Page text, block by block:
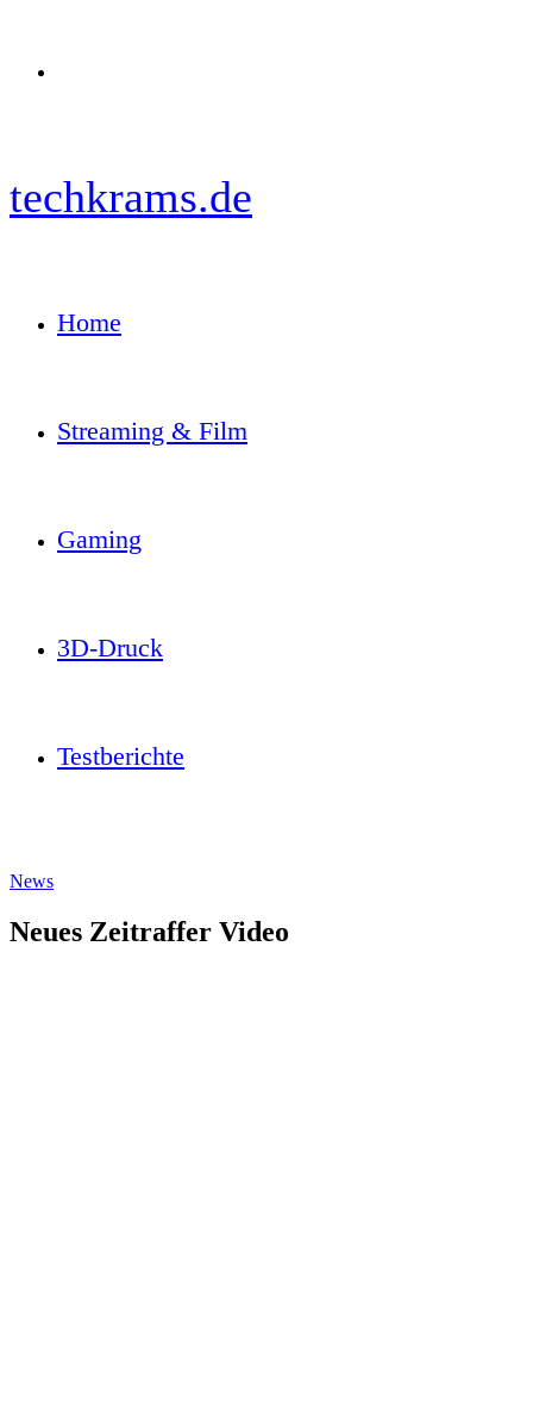
techkrams.de
Home
Streaming & Film
Gaming
3D-Druck
Testberichte
News
Neues Zeitraffer Video